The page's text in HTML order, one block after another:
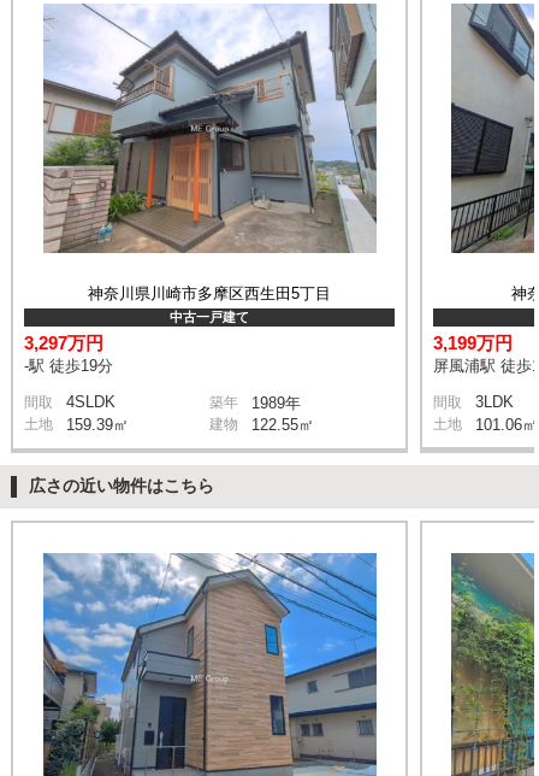
神奈川県川崎市多摩区西生田5丁目
中古一戸建て
3,297万円
-駅 徒歩19分
間取 4SLDK 築年 1989年
土地 159.39㎡ 建物 122.55㎡
神
3,199万円
屏風浦駅 徒歩
間取 3LDK
土地 101.06㎡
広さの近い物件はこちら